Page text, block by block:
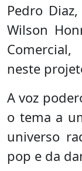
Pedro
Wilson
neste
A voz
o tema a
universo
pop e da